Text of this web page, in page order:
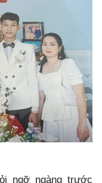
ngỡ ngàng trước